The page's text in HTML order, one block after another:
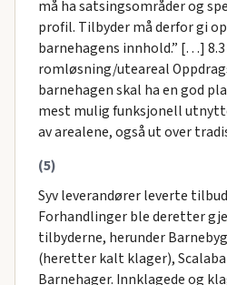
må ha satsingsområder og
profil. Tilbyder må derfor gi
barnehagens innhold.” […] 8.3
romløsning/uteareal
barnehagen skal ha en god
mest mulig funksjonell
av arealene, også ut over
(5)
Syv leverandører leverte
Forhandlinger ble deretter
tilbyderne, herunder
(heretter kalt klager),
Barnehager. Innklagede og